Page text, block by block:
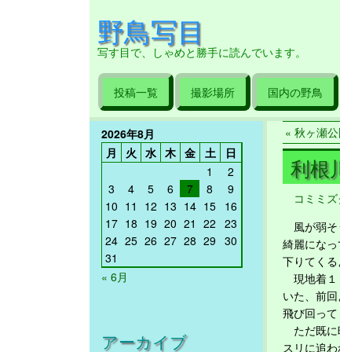
野鳥写目
写す目で、しゃめと勝手に読んでいます。
投稿一覧 撮影場所 国内の野鳥
2026年8月
月
火 水 木 金 土
日
1
2
3
4 5 6 7 8
9
10 11 12 13 14 15 16
17 18 19 20 21 22 23
24 25 26 27 28 29 30
31
« 6月
アーカイブ
« 秋ヶ瀬
利根
コミミズ
風が弱そ
綺麗にな
下りてくる
現地着１
いた、前
飛び回っ
ただ既に
スリに追